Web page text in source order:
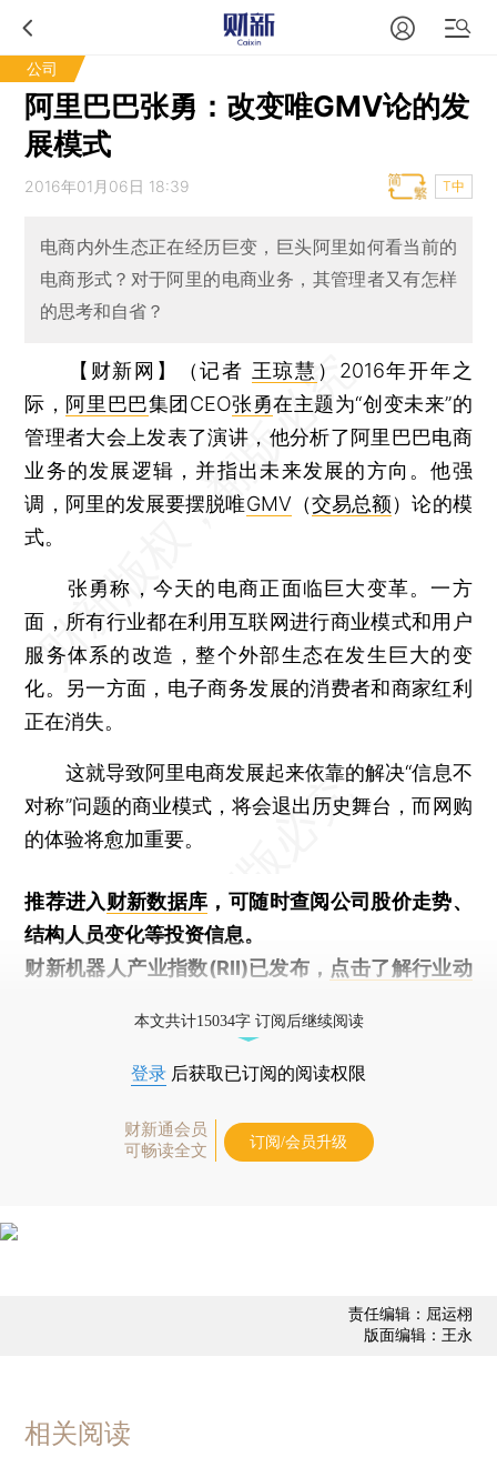
公司
阿里巴巴张勇：改变唯GMV论的发
展模式
2016年01月06日 18:39 T中
电商内外生态正在经历巨变，巨头阿里如何看当前的
电商形式？对于阿里的电商业务，其管理者又有怎样
的思考和自省？
【财新网】（记者 王琼慧 ） 2016年开年之
际， 阿里巴巴集团CEO张勇在主题为“创变未来”的
管理者大会上发表了演讲，他分析了阿里巴巴电商
业务的发展逻辑，并指出未来发展的方向。他强
调，阿里的发展要摆脱唯GMV（交易总额）论的模
式。
张勇称，今天的电商正面临巨大变革。一方
面，所有行业都在利用互联网进行商业模式和用户
服务体系的改造，整个外部生态在发生巨大的变
化。另一方面，电子商务发展的消费者和商家红利
正在消失。
这就导致阿里电商发展起来依靠的解决“信息不
对称”问题的商业模式，将会退出历史舞台，而网购
的体验将愈加重要。
推荐进入财新数据库 ，可随时查阅公司股价走势、
结构人员变化等投资信息。
财新机器人产业指数(RII)已发布， 点击了解行业动
本文共计15034字 订阅后继续阅读
登录 后获取已订阅的阅读权限
财新通会员
可畅读全文
订阅/会员升级
责任编辑：屈运栩
版面编辑：王永
相关阅读